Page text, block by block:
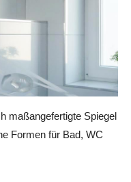
maßangefertigte Spiegel
Formen für Bad, WC